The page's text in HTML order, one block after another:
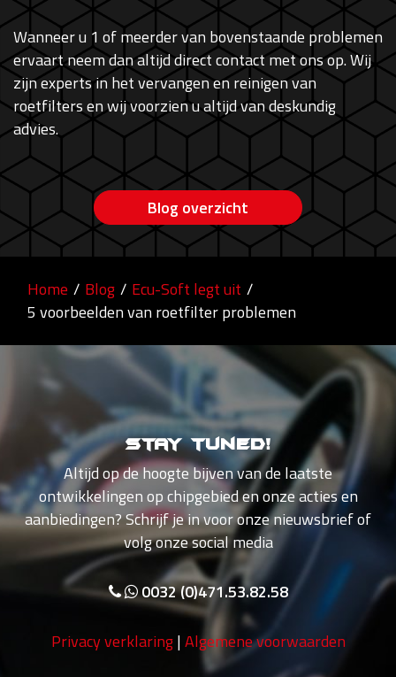
Wanneer u 1 of meerder van bovenstaande problemen
ervaart neem dan altijd direct contact met ons op. Wij
zijn experts in het vervangen en reinigen van
roetfilters en wij voorzien u altijd van deskundig
advies.
Blog overzicht
Home / Blog / Ecu-Soft legt uit /
5 voorbeelden van roetfilter problemen
Stay tuned!
Altijd op de hoogte bijven van de laatste
ontwikkelingen op chipgebied en onze acties en
aanbiedingen? Schrijf je in voor onze nieuwsbrief of
volg onze social media
0032 (0)471.53.82.58
Privacy verklaring|Algemene voorwaarden